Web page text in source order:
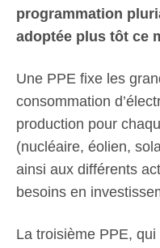
programmation
adoptée plus tôt ce
Une PPE fixe les
consommation
production pour
(nucléaire, éolien,
ainsi aux différents
besoins en
La troisième PPE,